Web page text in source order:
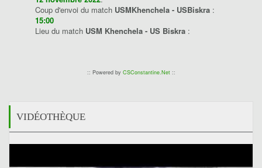
Coup d'envoi du match USMKhenchela - USBiskra :
15:00
Lieu du match USM Khenchela - US Biskra :
:: Powered by CSConstantine.Net::
VIDÉOTHÈQUE